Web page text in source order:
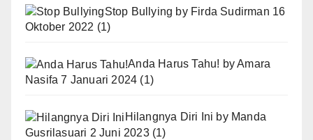
Stop Bullying by Firda Sudirman 16
Oktober 2022 (1)
Anda Harus Tahu! byAmara
Nasifa 7 Januari 2024 (1)
Hilangnya Diri Ini by Manda
Gusrilasuari 2 Juni 2023 (1)